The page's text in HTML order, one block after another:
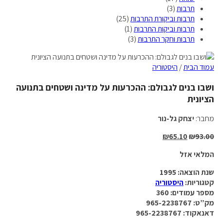
תרבות(3)
תרבות וביקורת התרבות(25)
תרבות וביקות התרבות(1)
תרבות וחקר התרבות(3)
עמוד הבית/ היסטוריה
ושבו בנים לגבולם: ההכרעות על מדינה ושטחים בתנועה
הציונית
מחבר:יצחק גל-נור
₪93.00
₪65.10
המלאי אזל
שנת הוצאה: 1995
קטגוריות:היסטוריה
מספר עמודים: 360
מק”ט: 965-2238767
דאנאקוד: 965-2238767